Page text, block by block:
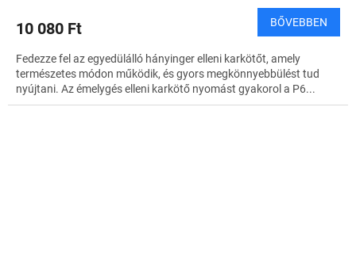
10 080 Ft BŐVEBBEN
Fedezze fel az egyedülálló hányinger elleni karkötőt, amely
természetes módon működik, és gyors megkönnyebbülést tud
nyújtani. Az émelygés elleni karkötő nyomást gyakorol a P6...